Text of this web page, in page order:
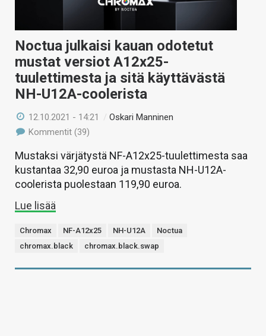
HAKU
Noctua julkaisi kauan odotetut
mustat versiot A12x25-
tuulettimesta ja sitä käyttävästä
NH-U12A-coolerista
12.10.2021 - 14:21 /Oskari Manninen
Kommentit (39)
Mustaksi värjätystä NF-A12x25-tuulettimesta saa
kustantaa 32,90 euroa ja mustasta NH-U12A-
coolerista puolestaan 119,90 euroa.
Lue lisää
Chromax NF-A12x25 NH-U12A
Noctua
chromax.black
chromax.black.swap